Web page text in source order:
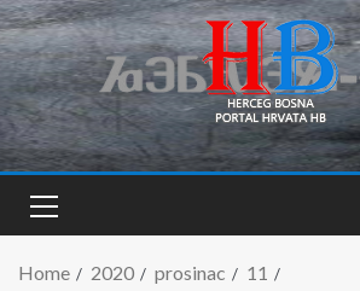
Home 2020 prosinac
11